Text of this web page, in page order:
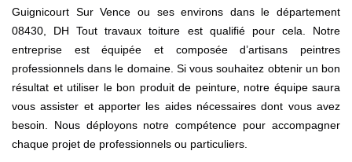
Guignicourt Sur Vence ou ses environs dans le département
08430, DH Tout travaux toiture est qualifié pour cela. Notre
entreprise est équipée et composée d’artisans peintres
professionnels dans le domaine. Si vous souhaitez obtenir un bon
résultat et utiliser le bon produit de peinture, notre équipe saura
vous assister et apporter les aides nécessaires dont vous avez
besoin. Nous déployons notre compétence pour accompagner
chaque projet de professionnels ou particuliers.